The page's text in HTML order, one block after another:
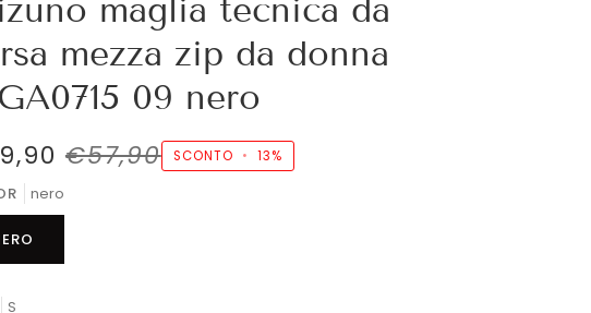
maglia tecnica da
mezza zip da donna
09 nero
€57,90 SCONTO • 13%
nero
S